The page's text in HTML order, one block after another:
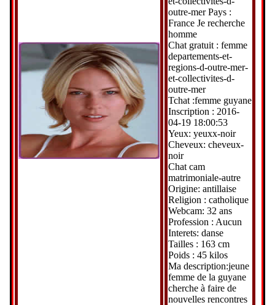
outre-mer Pays :
France Je recherche
homme
Chat gratuit : femme
departements-et-
regions-d-outre-mer-
et-collectivites-d-
outre-mer
Tchat :femme guyane
Inscription : 2016-
04-19 18:00:53
Yeux: yeuxx-noir
Cheveux: cheveux-
noir
Chat cam
matrimoniale-autre
Origine: antillaise
Religion : catholique
Webcam: 32 ans
Profession : Aucun
Interets: danse
Tailles : 163 cm
Poids : 45 kilos
Ma description:jeune
femme de la guyane
cherche à faire de
nouvelles rencontres